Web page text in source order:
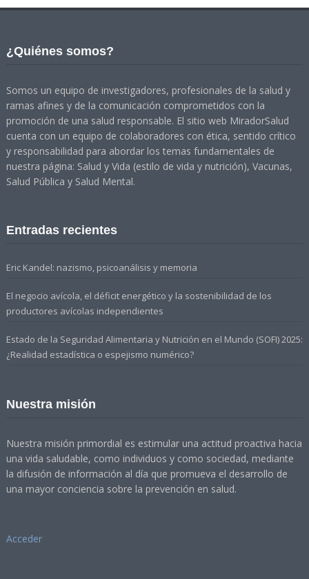
¿Quiénes somos?
Somos un equipo de investigadores, profesionales de la salud y
ramas afines y de la comunicación comprometidos con la
promoción de una salud responsable. El sitio web MiradorSalud
cuenta con un equipo de colaboradores con ética, sentido crítico
y responsabilidad para abordar los temas fundamentales de
nuestra página: Salud y Vida (estilo de vida y nutrición), Vacunas,
Salud Pública y Salud Mental.
Entradas recientes
Eric Kandel: nazismo, psicoanálisis y memoria
El negocio avícola, el déficit energético y la sostenibilidad de los
productores avícolas independientes
Estado de la Seguridad Alimentaria y Nutrición en el Mundo (SOFI) 2025:
¿Realidad estadística o espejismo numérico?
Nuestra misión
Nuestra misión primordial es estimular una actitud proactiva hacia
una vida saludable, como individuos y como sociedad, mediante
la difusión de información al día que promueva el desarrollo de
una mayor conciencia sobre la prevención en salud.
Acceder